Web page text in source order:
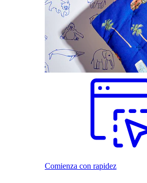
Comienza con rapidez